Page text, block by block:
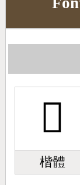
𪢡
楷體